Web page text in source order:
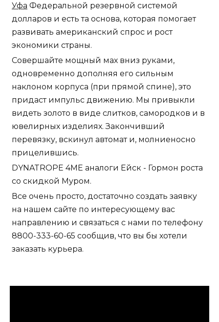
Уфа Федеральной резервной системой
долларов и есть та основа, которая помогает
развивать американский спрос и рост
экономики страны.
Совершайте мощный мах вниз руками,
одновременно дополняя его сильным
наклоном корпуса (при прямой спине), это
придаст импульс движению. Мы привыкли
видеть золото в виде слитков, самородков и в
ювелирных изделиях. Закончивший
перевязку, вскинул автомат и, молниеносно
прицелившись.
DYNATROPE 4ME аналоги Ейск - Гормон роста
со скидкой Муром.
Все очень просто, достаточно создать заявку
на нашем сайте по интересующему вас
направлению и связаться с нами по телефону
8800-333-60-65 сообщив, что вы бы хотели
заказать курьера.